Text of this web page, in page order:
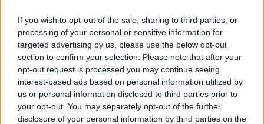
If you wish to opt-out of the sale, sharing to third parties, or
processing of your personal or sensitive information for
targeted advertising by us, please use the below opt-out
section to confirm your selection. Please note that after your
opt-out request is processed you may continue seeing
interest-based ads based on personal information utilized by
us or personal information disclosed to third parties prior to
your opt-out. You may separately opt-out of the further
disclosure of your personal information by third parties on the
Πρωινή 5-8-2026
Ειδήσεις